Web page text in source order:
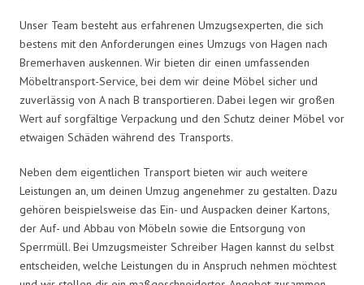
Unser Team besteht aus erfahrenen Umzugsexperten, die sich
bestens mit den Anforderungen eines Umzugs von Hagen nach
Bremerhaven auskennen. Wir bieten dir einen umfassenden
Möbeltransport-Service, bei dem wir deine Möbel sicher und
zuverlässig von A nach B transportieren. Dabei legen wir großen
Wert auf sorgfältige Verpackung und den Schutz deiner Möbel vor
etwaigen Schäden während des Transports.
Neben dem eigentlichen Transport bieten wir auch weitere
Leistungen an, um deinen Umzug angenehmer zu gestalten. Dazu
gehören beispielsweise das Ein- und Auspacken deiner Kartons,
der Auf- und Abbau von Möbeln sowie die Entsorgung von
Sperrmüll. Bei Umzugsmeister Schreiber Hagen kannst du selbst
entscheiden, welche Leistungen du in Anspruch nehmen möchtest